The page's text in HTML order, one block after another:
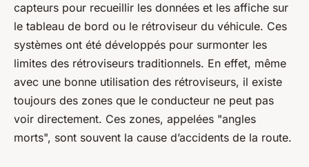
capteurs pour recueillir les données et les affiche sur
le tableau de bord ou le rétroviseur du véhicule. Ces
systèmes ont été développés pour surmonter les
limites des rétroviseurs traditionnels. En effet, même
avec une bonne utilisation des rétroviseurs, il existe
toujours des zones que le conducteur ne peut pas
voir directement. Ces zones, appelées "angles
morts", sont souvent la cause d’accidents de la route.